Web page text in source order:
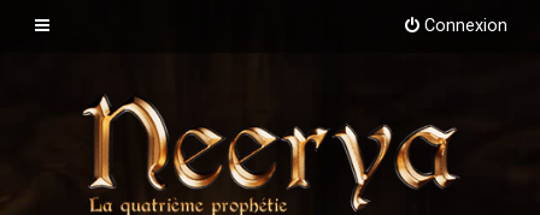
Connexion